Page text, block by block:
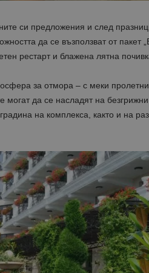
си предложения и след
да се възползват от пакет
рестарт и блажена лятна
за отмора – с меки пролетни
могат да се насладят на
на комплекса, както и на